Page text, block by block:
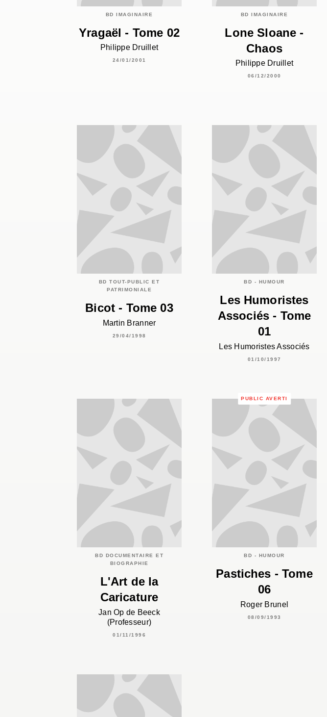
BD IMAGINAIRE
Yragaël - Tome 02
Philippe Druillet
24/01/2001
BD IMAGINAIRE
Lone Sloane -
Chaos
Philippe Druillet
06/12/2000
BD TOUT-PUBLIC ET
PATRIMONIALE
Bicot - Tome 03
Martin Branner
29/04/1998
BD - HUMOUR
Les Humoristes
Associés - Tome
01
Les Humoristes Associés
01/10/1997
BD DOCUMENTAIRE ET
BIOGRAPHIE
L'Art de la
Caricature
Jan Op de Beeck
(Professeur)
01/11/1996
PUBLIC AVERTI
BD - HUMOUR
Pastiches - Tome
06
Roger Brunel
08/09/1993